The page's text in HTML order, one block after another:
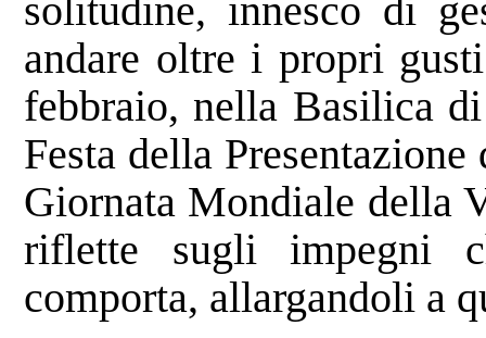
solitudine, innesco di
andare oltre i propri
febbraio, nella Basilica
Festa della
Giornata Mondiale della
riflette sugli impegni
comporta, allargandoli a